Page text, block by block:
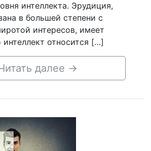
интеллекта. Эрудиция,
в большей степени с
интересов, имеет
интеллект относится […]
далее →